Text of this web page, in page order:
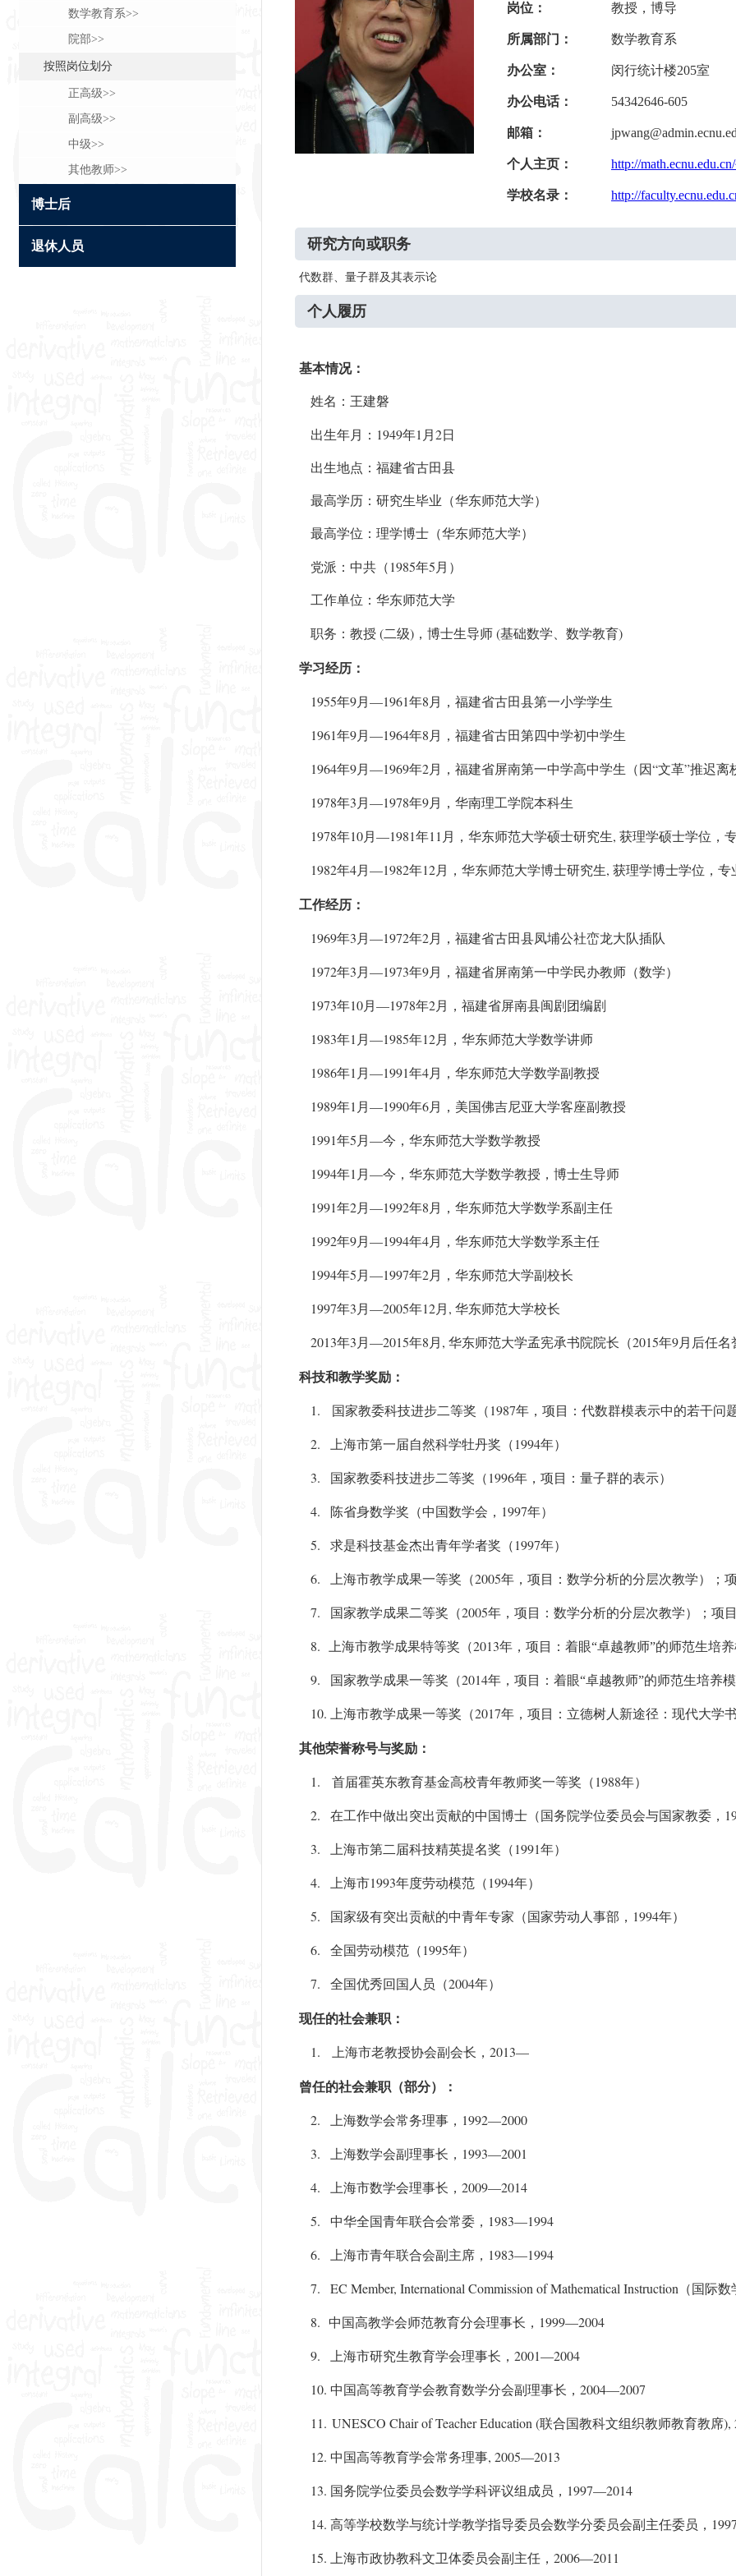
数学教育系>>
院部>>
按照岗位划分
正高级>>
副高级>>
中级>>
其他教师>>
博士后
退休人员
岗位： 教授，博导
所属部门： 数学教育系
办公室： 闵行统计楼205室
办公电话： 54342646-605
邮箱：
个人主页： http://
学校名录： http://
研究方向或职务
代数群、量子群及其表示论
个人履历
基本情况：
姓名：王建磐
出生年月： 1949年1 月 2日
出生地点：福建省古田县
最高学历：研究生毕业（华东师范大学）
最高学位：理学博士（华东师范大学）
党派：中共（ 1985年5 月）
工作单位：华东师范大学
职务：教授 (二级) ，博士生导师 (基础数学、数学教育)
学习经历：
1955年9月 —1961年8 月，福建省古田县第一小学学生
1961年9月 —1964年8 月，福建省古田第四中学初中学生
1964年9月 —1969年2月，福建省屏南第一中学高中学生（因“文革”推迟离
1978年3 月 —1978年9月，华南理工学院本科生
1978年10月 —1981年11 月，华东师范大学硕士研究生, 获理学硕士学位，
1982年4月 —1982年12月，华东师范大学博士研究生, 获理学博士学位，专
工作经历：
1969年3 月 —1972年2月，福建省古田县凤埔公社峦龙大队插队
1972年3 月 —1973年9月，福建省屏南第一中学民办教师（数学）
1973年10月 —1978年2月，福建省屏南县闽剧团编剧
1983年1 月 —1985年12月，华东师范大学数学讲师
1986年1 月 —1991年4月，华东师范大学数学副教授
1989年1 月 —1990年6月，美国佛吉尼亚大学客座副教授
1991年5 月 —今，华东师范大学数学教授
1994年1 月 —今，华东师范大学数学教授，博士生导师
1991年2月 —1992年8 月，华东师范大学数学系副主任
1992年9月 —1994年4月，华东师范大学数学系主任
1994年5 月 —1997年2月，华东师范大学副校长
1997年3 月 —2005年12月 , 华东师范大学校长
2013年3 月 —2015年8 月 , 华东师范大学孟宪承书院院长（2015年9月后任名
科技和教学奖励：
1. 国家教委科技进步二等奖（ 1987年，项目：代数群模表示中的若干问题
2. 上海市第一届自然科学牡丹奖（ 1994年）
3. 国家教委科技进步二等奖（ 1996年，项目：量子群的表示）
4. 陈省身数学奖（中国数学会， 1997年）
5. 求是科技基金杰出青年学者奖（ 1997年）
6. 上海市教学成果一等奖（2005年，项目：数学分析的分层次教学）；
7. 国家教学成果二等奖（2005年，项目：数学分析的分层次教学）；项
8. 上海市教学成果特等奖（2013年，项目：着眼“卓越教师”的师范生培
9. 国家教学成果一等奖（2014年，项目：着眼“卓越教师”的师范生培养
10. 上海市教学成果一等奖（2017年，项目：立德树人新途径：现代大学
其他荣誉称号与奖励：
1. 首届霍英东教育基金高校青年教师奖一等奖（ 1988年）
2. 在工作中做出突出贡献的中国博士（国务院学位委员会与国家教委，
3. 上海市第二届科技精英提名奖（ 1991年）
4. 上海市1993年度劳动模范（ 1994年）
5. 国家级有突出贡献的中青年专家（国家劳动人事部， 1994年）
6. 全国劳动模范（ 1995年）
7. 全国优秀回国人员（2004年）
现任的社会兼职：
1. 上海市老教授协会副会长， 2013—
曾任的社会兼职（部分）：
2. 上海数学会常务理事， 1992—2000
3.
上海数学会副理事长， 1993—2001
4.
上海市数学会理事长， 2009—2014
5.
中华全国青年联合会常委， 1983—1994
6.
上海市青年联合会副主席， 1983—1994
7.
EC Member, International Commission of Mathematical Instruction （国际
8.
中国高教学会师范教育分会理事长， 1999—2004
9.
上海市研究生教育学会理事长， 2001—2004
10. 中国高等教育学会教育数学分会副理事长， 2004—2007
11. UNESCO Chair of Teacher Education (联合国教科文组织教师教育教席),
12. 中国高等教育学会常务理事, 2005—2013
13. 国务院学位委员会数学学科评议组成员， 1997—2014
14. 高等学校数学与统计学教学指导委员会数学分委员会副主任委员，
15.
上海市政协教科文卫体委员会副主任， 2006—2011